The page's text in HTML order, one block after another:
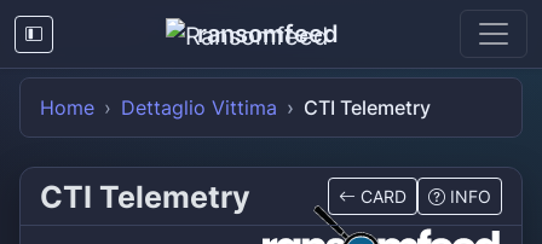
ransomfeed
Home Dettaglio Vittima CTI Telemetry
CTI Telemetry CARD INFO